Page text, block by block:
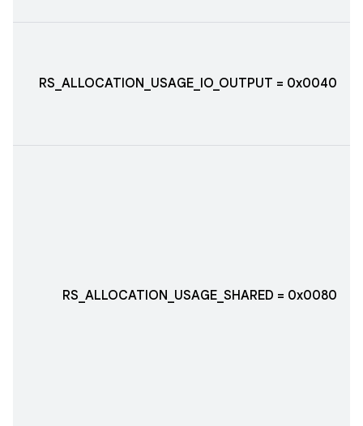
RS_ALLOCATION_USAGE_IO_OUTPUT = 0x0040
RS_ALLOCATION_USAGE_SHARED = 0x0080